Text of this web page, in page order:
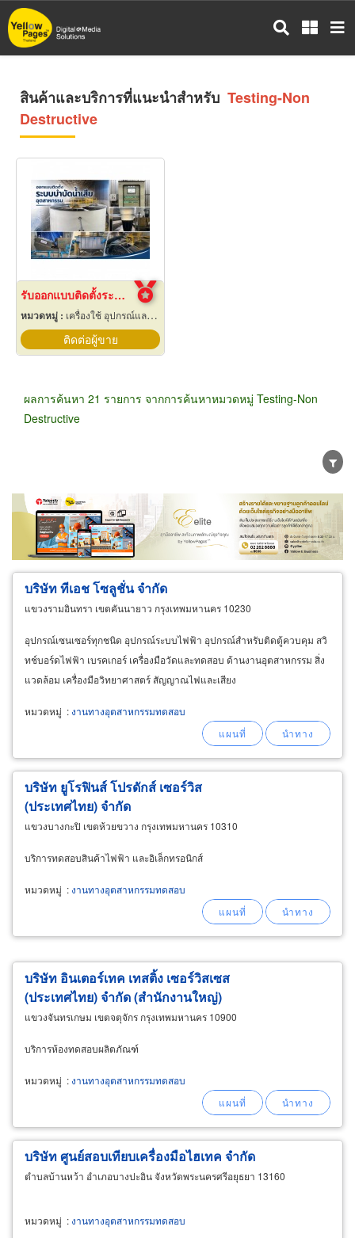
ข้าม
ไป
สินค้าและบริการที่แนะนำสำหรับ Testing-Non
Destructive
รับออกแบบติดตั้งระบบบำบัดน้ำเสีย
หมวดหมู่ : เครื่องใช้ อุปกรณ์และเคมีสำหรับลดความกระด้างน้ำกระด้าง
ติดต่อผู้ขาย
ผลการค้นหา 21 รายการ จากการค้นหาหมวดหมู่ Testing-Non
Destructive
ขายส่ง ขายปลีก ผู้ผลิต
ตัวแทนจัดจำหน่าย
ผู้ส่งออก/นำเข้า
ธุรกิจบริการ
บริษัท ทีเอช โซลูชั่น จำกัด
แขวงรามอินทรา เขตคันนายาว กรุงเทพมหานคร 10230
อุปกรณ์เซนเซอร์ทุกชนิด อุปกรณ์ระบบไฟฟ้า อุปกรณ์สำหรับติดตู้ควบคุม สวิ
ทช์บอร์ดไฟฟ้า เบรคเกอร์ เครื่องมือวัดและทดสอบ ด้านงานอุตสาหกรรม สิ่ง
แวดล้อม เครื่องมือวิทยาศาสตร์ สัญญาณไฟและเสียง
หมวดหมู่ : งานทางอุตสาหกรรมทดสอบ
บริษัท ยูโรฟินส์ โปรดักส์ เซอร์วิส
(ประเทศไทย) จำกัด
แขวงบางกะปิ เขตห้วยขวาง กรุงเทพมหานคร 10310
บริการทดสอบสินค้าไฟฟ้า และอิเล็กทรอนิกส์
หมวดหมู่ : งานทางอุตสาหกรรมทดสอบ
บริษัท อินเตอร์เทค เทสติ้ง เซอร์วิสเซส
(ประเทศไทย) จำกัด (สำนักงานใหญ่)
แขวงจันทรเกษม เขตจตุจักร กรุงเทพมหานคร 10900
บริการห้องทดสอบผลิตภัณฑ์
หมวดหมู่ : งานทางอุตสาหกรรมทดสอบ
บริษัท ศูนย์สอบเทียบเครื่องมือไฮเทค จำกัด
ตำบลบ้านหว้า อำเภอบางปะอิน จังหวัดพระนครศรีอยุธยา 13160
หมวดหมู่ : งานทางอุตสาหกรรมทดสอบ